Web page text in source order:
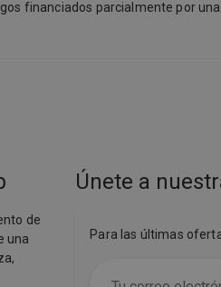
financiados parcialmente por
de
una
Únete a
Para las últimas